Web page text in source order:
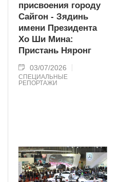
присвоения городу
Сайгон - Зядинь
имени Президента
Хо Ши Мина:
Пристань Няронг
03/07/2026
СПЕЦИАЛЬНЫЕ
РЕПОРТАЖИ